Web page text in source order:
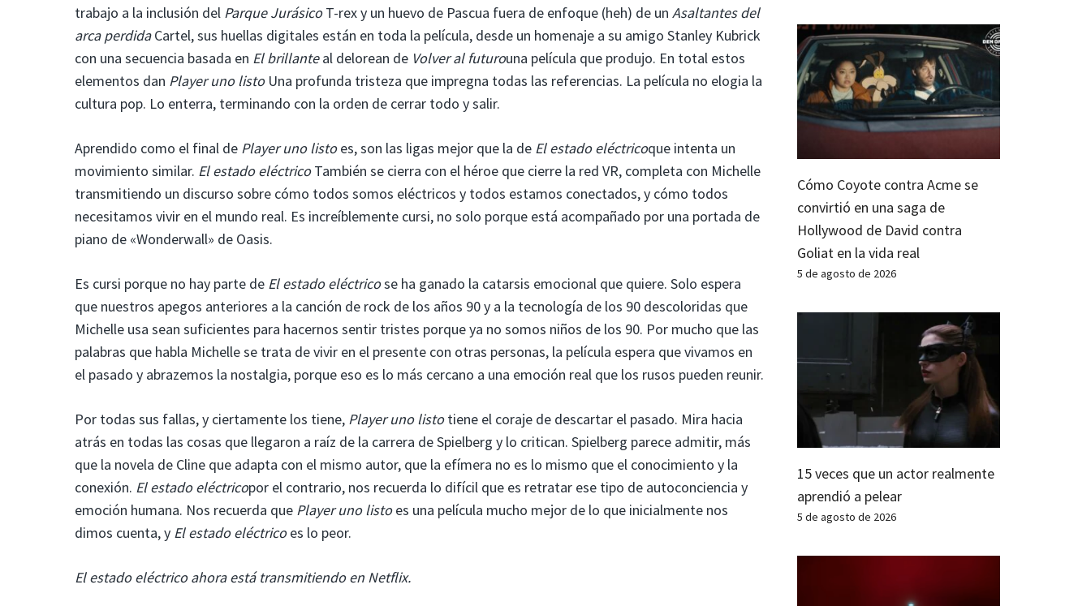
trabajo a la inclusión del Parque JurásicoT-rex y un huevo de Pascua fuera de enfoque (heh) de un Asaltantes del
arca perdidaCartel, sus huellas digitales están en toda la película, desde un homenaje a su amigo Stanley Kubrick
con una secuencia basada en El brillanteal delorean de Volver al futurouna película que produjo. En total estos
elementos dan Player uno listoUna profunda tristeza que impregna todas las referencias. La película no elogia la
cultura pop. Lo enterra, terminando con la orden de cerrar todo y salir.
Aprendido como el final de Player uno listoes, son las ligas mejor que la de El estado eléctricoque intenta un
movimiento similar. El estado eléctricoTambién se cierra con el héroe que cierre la red VR, completa con Michelle
transmitiendo un discurso sobre cómo todos somos eléctricos y todos estamos conectados, y cómo todos
necesitamos vivir en el mundo real. Es increíblemente cursi, no solo porque está acompañado por una portada de
piano de «Wonderwall» de Oasis.
Es cursi porque no hay parte de El estado eléctricose ha ganado la catarsis emocional que quiere. Solo espera
que nuestros apegos anteriores a la canción de rock de los años 90 y a la tecnología de los 90 descoloridas que
Michelle usa sean suficientes para hacernos sentir tristes porque ya no somos niños de los 90. Por mucho que las
palabras que habla Michelle se trata de vivir en el presente con otras personas, la película espera que vivamos en
el pasado y abrazemos la nostalgia, porque eso es lo más cercano a una emoción real que los rusos pueden reunir.
Por todas sus fallas, y ciertamente los tiene, Player uno listotiene el coraje de descartar el pasado. Mira hacia
atrás en todas las cosas que llegaron a raíz de la carrera de Spielberg y lo critican. Spielberg parece admitir, más
que la novela de Cline que adapta con el mismo autor, que la efímera no es lo mismo que el conocimiento y la
conexión. El estado eléctricopor el contrario, nos recuerda lo difícil que es retratar ese tipo de autoconciencia y
emoción humana. Nos recuerda que Player uno listoes una película mucho mejor de lo que inicialmente nos
dimos cuenta, y El estado eléctricoes lo peor.
El estado eléctrico ahora está transmitiendo en Netflix.
Cómo Coyote contra Acme se
convirtió en una saga de
Hollywood de David contra
Goliat en la vida real
5 de agosto de 2026
15 veces que un actor realmente
aprendió a pelear
5 de agosto de 2026